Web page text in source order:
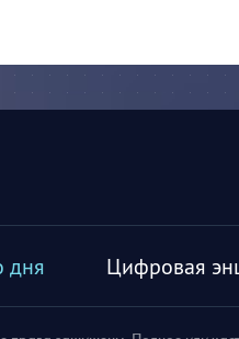
дня Цифровая